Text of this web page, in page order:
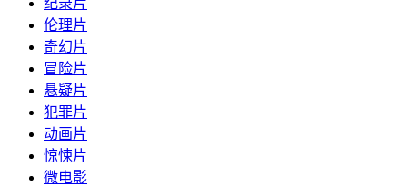
纪录片
伦理片
奇幻片
冒险片
悬疑片
犯罪片
动画片
惊悚片
微电影